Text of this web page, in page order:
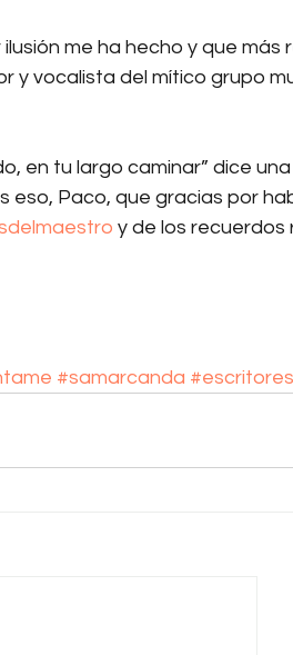
me ha hecho y que más
y vocalista del mítico grupo
en tu largo caminar” dice
eso, Paco, que gracias por
y de los
#samarcanda #escritores